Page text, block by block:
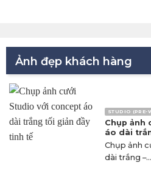
Ảnh đẹp khách hàng
STUDIO (PRE-
Chụp ảnh
áo dài
Chụp ảnh
dài trắng –...